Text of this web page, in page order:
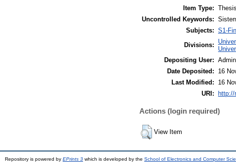
Item Type:
Uncontrolled Keywords:
Subjects: S1-
Divisions:
Depositing User:
Date Deposited:
16
Last Modified:
16
URI:
Actions (login required)
View Item
Repository is powered by EPrints 3 which is developed by the School of Electronics and Computer